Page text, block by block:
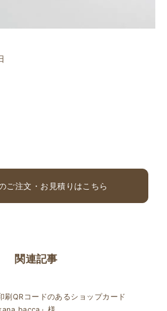
ご注文・お見積りはこちら
関連記事
刷QRコードのあるショップカード